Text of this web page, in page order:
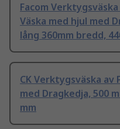
Facom
Väska med hjul med
lång 360mm bredd,
CK Verktygsväska av
med Dragkedja, 500
mm